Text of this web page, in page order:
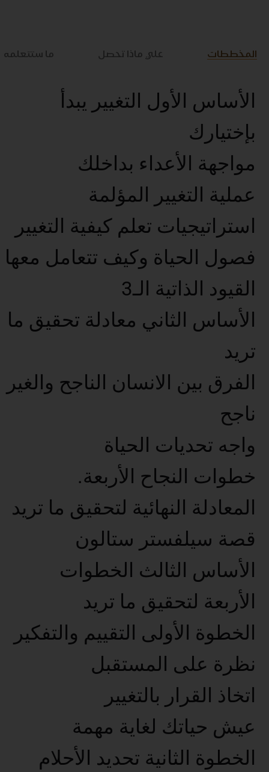
المخططات علي ماذا تحصل ما ستتعلمه
الأساس الأول التغيير يبدأ
بإختيارك
مواجهة الأعداء بداخلك
عملية التغيير المؤلمة
استراتيجيات تعلم كيفية التغيير
فصول الحياة وكيف تتعامل معها
القيود الذاتية الـ3
الأساس الثاني معادلة تحقيق ما
تريد
الفرق بين الانسان الناجح والغير
ناجح
واجه تحديات الحياة
خطوات النجاح الأربعة.
المعادلة النهائية لتحقيق ما تريد
قصة سيلفستر ستالون
الأساس الثالث الخطوات
الأربعة لتحقيق ما تريد
الخطوة الأولى التقييم والتفكير
نظرة على المستقبل
اتخاذ القرار بالتغيير
عيش حياتك لغاية مهمة
الخطوة الثانية تحديد الأحلام